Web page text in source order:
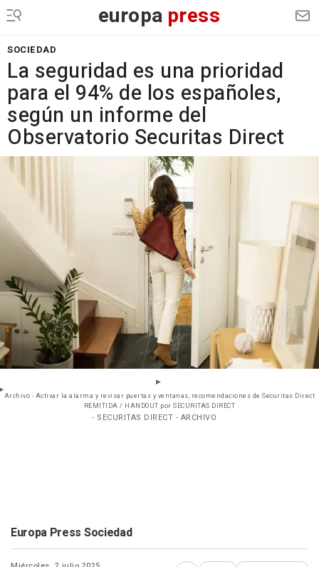
europa press
SOCIEDAD
La seguridad es una prioridad
para el 94% de los españoles,
según un informe del
Observatorio Securitas Direct
Archivo - Activar la alarma y revisar puertas y ventanas, recomendaciones de Securitas Direct
REMITIDA / HANDOUT por SECURITAS DIRECT
- SECURITAS DIRECT - ARCHIVO
Europa Press Sociedad